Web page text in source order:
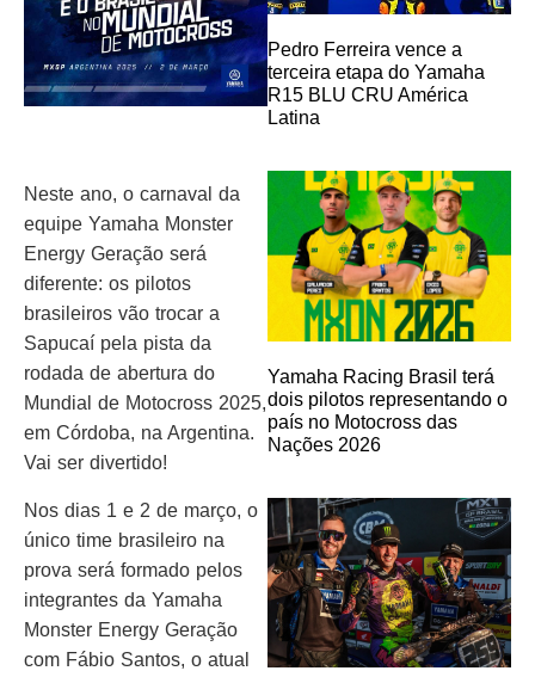
Neste ano, o carnaval da
equipe Yamaha Monster
Energy Geração será
diferente: os pilotos
brasileiros vão trocar a
Sapucaí pela pista da
rodada de abertura do
Mundial de Motocross 2025,
em Córdoba, na Argentina.
Vai ser divertido!
Nos dias 1 e 2 de março, o
único time brasileiro na
prova será formado pelos
integrantes da Yamaha
Monster Energy Geração
com Fábio Santos, o atual
Pedro Ferreira vence a
terceira etapa do Yamaha
R15 BLU CRU América
Latina
Yamaha Racing Brasil terá
dois pilotos representando o
país no Motocross das
Nações 2026